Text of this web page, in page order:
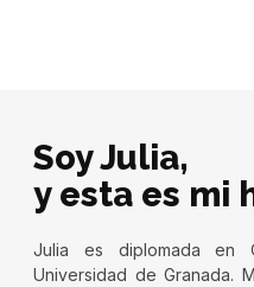
Soy Julia,
y esta es mi
Julia es diplomada en
Universidad de Granada.